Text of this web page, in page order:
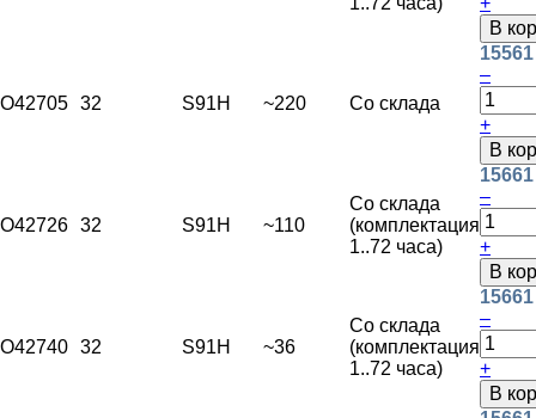
В
O42705 32 S91H ~220 Со склада
–
+
В
O42726 32 S91H ~110
Со склада
(комплектация
1..72 часа)
–
+
В
O42740 32 S91H ~36
Со склада
(комплектация
1..72 часа)
–
+
В